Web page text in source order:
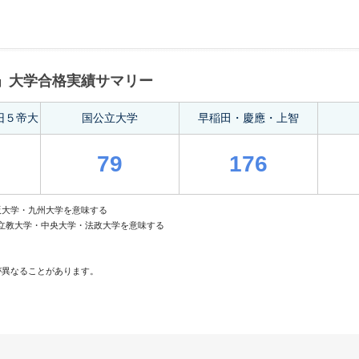
大学合格実績サマリー
５帝大 国公立大学 早稲田・慶應・上智
79 176
学・九州大学を意味する
大学・中央大学・法政大学を意味する
なることがあります。